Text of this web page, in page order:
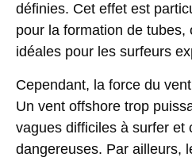
définies. Cet effet est
pour la formation de tubes,
idéales pour les surfeurs
Cependant, la force du
Un vent offshore trop
vagues difficiles à surfer et
dangereuses. Par ailleurs,